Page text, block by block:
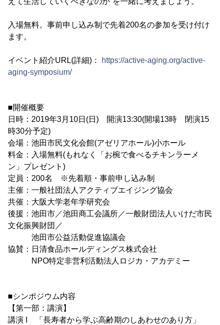
入場無料。事前申し込み制で先着200名の参加を受け付け
ます。
イベント紹介URL(詳細)：
https://active-aging.org/active-
aging-symposium/
■開催概要
日時：2019年3月10日(日) 開演13:30(開場13時 閉演15
時30分予定)
会場：池田市民文化会館(アゼリアホール)小ホール
料金：入場無料(もれなく「お椀で食べるチキンラーメ
ン」プレゼント)
定員：200名 ※先着順・事前申し込み制
主催：一般社団法人アクティブエイジング協会
共催：大阪大学老年学研究会
後援：池田市／池田商工会議所／一般財団法人いけだ市民
文化振興財団／
池田市公益活動促進協議会
協賛：日清食品ホールディングス株式会社
NPO特定非営利活動法人ロジカ・アカデミー
■シンポジウム内容
【第一部：講演】
講演 I 「長寿者から学ぶ高齢期のしあわせのあり方」